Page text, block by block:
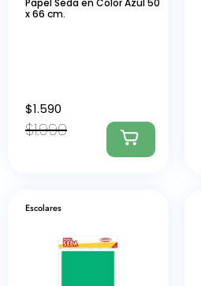
x 66 cm.
$1.990
$1.590
Escolares